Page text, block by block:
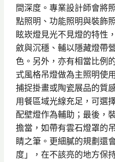
間深度。專業設計師會將
點照明、功能照明與裝飾
眩崁燈見光不見燈的特性
斂與沉穩、輔以隱藏燈帶
色。另外，亦有相當比例
式風格吊燈做為主照明使
捕捉掛畫或陶瓷展品的質
用餐區域光線充足，可選
配壁燈作為輔助；最後，
擔當，如帶有雲石燈罩的
睛之筆。更細膩的規劃還
度」，在不該亮的地方保